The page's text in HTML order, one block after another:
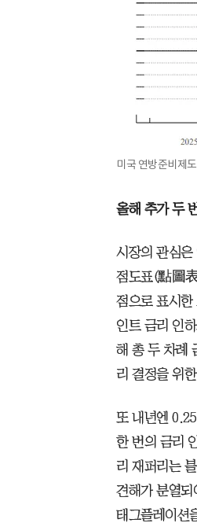
미국 연방준비제
올해 추가 두
시장의 관심은
점도표(點圖
점으로 표시
인트 금리 인
해 총 두 차례
리 결정을 위
또 내년엔
한 번의 금리
리 재퍼리는
견해가 분열
태그플레이션